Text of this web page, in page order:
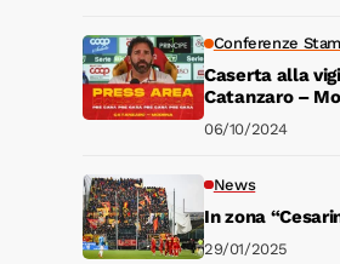
Conferenze
Caserta alla
Catanzaro –
06/10/2024
News
In zona
29/01/2025